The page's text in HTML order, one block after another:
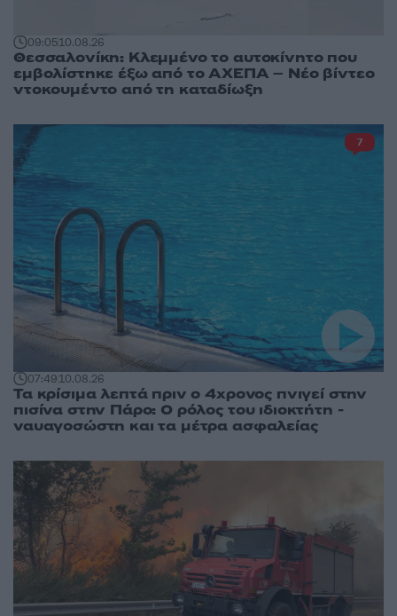
09:0510.08.26
Θεσσαλονίκη: Κλεμμένο το αυτοκίνητο που
εμβολίστηκε έξω από το ΑΧΕΠΑ – Νέο βίντεο
ντοκουμέντο από τη καταδίωξη
07:4910.08.26
Τα κρίσιμα λεπτά πριν ο 4χρονος πνιγεί στην
πισίνα στην Πάρο: Ο ρόλος του ιδιοκτήτη -
ναυαγοσώστη και τα μέτρα ασφαλείας
7